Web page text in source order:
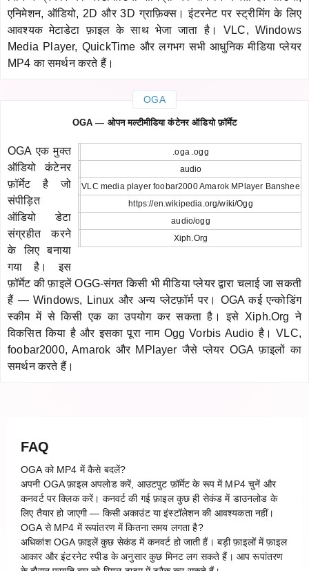
एनिमेशन, ऑडियो, 2D और 3D ग्राफ़िक्स। इंटरनेट पर स्ट्रीमिंग के लिए
आवश्यक मेटाडेटा फ़ाइल के साथ भेजा जाता है। VLC, Windows
Media Player, QuickTime और लगभग सभी आधुनिक मीडिया प्लेयर
MP4 का समर्थन करते हैं।
OGA
OGA — ओपन मल्टीमीडिया कंटेनर ऑडियो फ़ॉर्मेट
.oga .ogg
audio
VLC media player foobar2000 Amarok MPlayer Banshee
https://en.wikipedia.org/wiki/Ogg
audio/ogg
Xiph.Org
OGA एक मुक्त
ऑडियो कंटेनर
फ़ॉर्मेट है जो
संपीड़ित
ऑडियो डेटा
संग्रहीत करने
के लिए बनाया
गया है। इस
फ़ॉर्मेट की फ़ाइलें OGG-संगत किसी भी मीडिया प्लेयर द्वारा चलाई जा सकती
हैं — Windows, Linux और अन्य प्लेटफ़ॉर्म पर। OGA कई एन्कोडिंग
स्कीम में से किसी एक का उपयोग कर सकता है। इसे Xiph.Org ने
विकसित किया है और इसका पूरा नाम Ogg Vorbis Audio है। VLC,
foobar2000, Amarok और MPlayer जैसे प्लेयर OGA फ़ाइलों का
समर्थन करते हैं।
FAQ
OGA को MP4 में कैसे बदलें?
अपनी OGA फ़ाइल अपलोड करें, आउटपुट फ़ॉर्मेट के रूप में MP4 चुनें और
कनवर्ट पर क्लिक करें। कनवर्ट की गई फ़ाइल कुछ ही सेकंड में डाउनलोड के
लिए तैयार हो जाएगी — किसी अकाउंट या इंस्टॉलेशन की आवश्यकता नहीं।
OGA से MP4 में रूपांतरण में कितना समय लगता है?
अधिकांश OGA फ़ाइलें कुछ सेकंड में कनवर्ट हो जाती हैं। बड़ी फ़ाइलों में फ़ाइल
आकार और इंटरनेट स्पीड के अनुसार कुछ मिनट लग सकते हैं। आप रूपांतरण